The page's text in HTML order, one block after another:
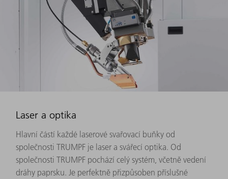
Laser a optika
Hlavní částí každé laserové svařovací buňky od
společnosti TRUMPF je laser a svářecí optika. Od
společnosti TRUMPF pochází celý systém, včetně vedení
dráhy paprsku. Je perfektně přizpůsoben příslušné